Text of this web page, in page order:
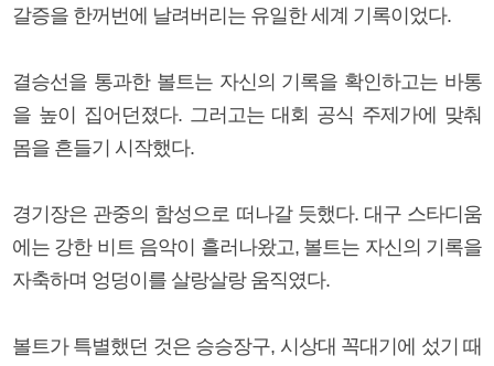
갈증을 한꺼번에 날려버리는 유일한 세계 기록이었다.
결승선을 통과한 볼트는 자신의 기록을 확인하고는 바통
을 높이 집어던졌다. 그러고는 대회 공식 주제가에 맞춰
몸을 흔들기 시작했다.
경기장은 관중의 함성으로 떠나갈 듯했다. 대구 스타디움
에는 강한 비트 음악이 흘러나왔고, 볼트는 자신의 기록을
자축하며 엉덩이를 살랑살랑 움직였다.
볼트가 특별했던 것은 승승장구, 시상대 꼭대기에 섰기 때